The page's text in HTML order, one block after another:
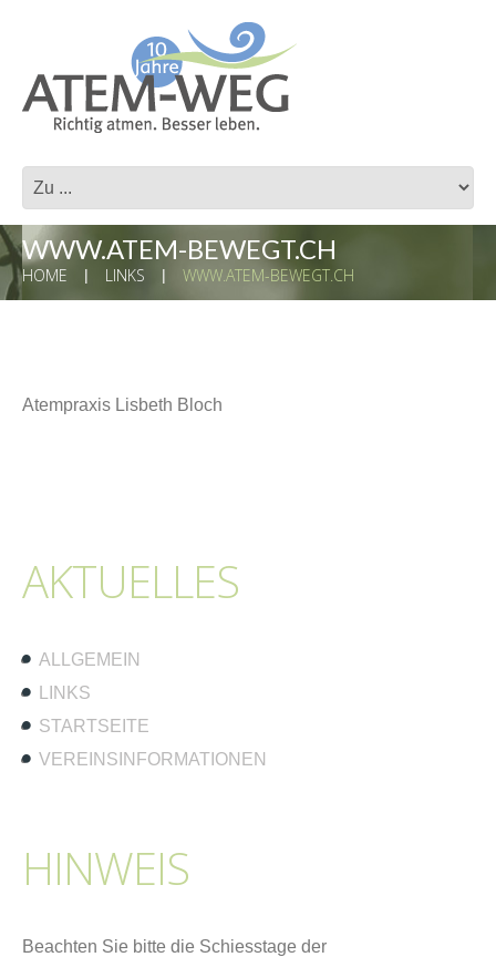
WWW.ATEM-BEWEGT.CH
HOME LINKS WWW.ATEM-BEWEGT.CH
Atempraxis Lisbeth Bloch
AKTUELLES
ALLGEMEIN
LINKS
STARTSEITE
VEREINSINFORMATIONEN
HINWEIS
Beachten Sie bitte die Schiesstage der